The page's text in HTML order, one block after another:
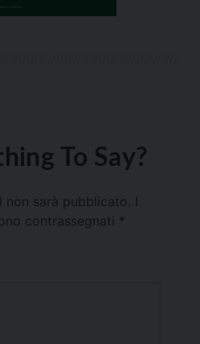
To Say?
non sarà pubblicato.
contrassegnati *